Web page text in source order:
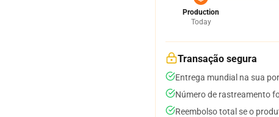
Production
Today
Transação segura
Entrega mundial na sua
Número de rastreamento
Reembolso total se o